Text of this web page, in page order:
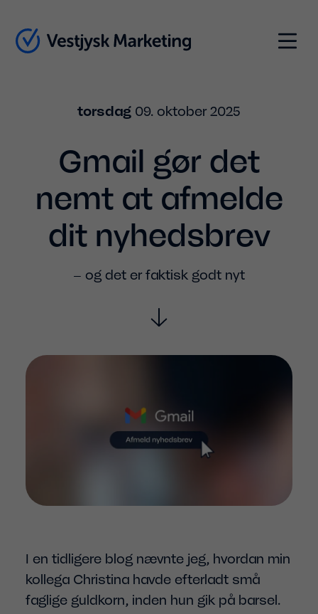
torsdag 09. oktober 2025
Gmail gør det
nemt at afmelde
dit nyhedsbrev
– og det er faktisk godt nyt
I en tidligere blog nævnte jeg, hvordan min
kollega Christina havde efterladt små
faglige guldkorn, inden hun gik på barsel.